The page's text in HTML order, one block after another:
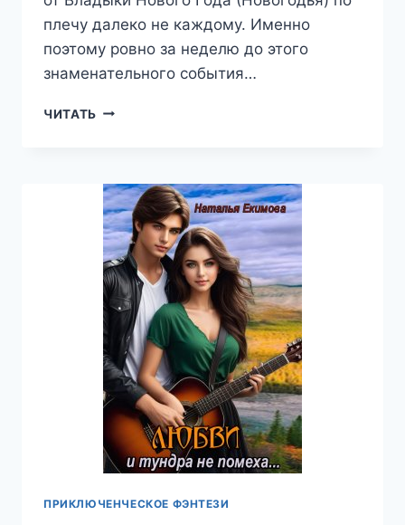
плечу далеко не каждому. Именно
поэтому ровно за неделю до этого
знаменательного события…
ЧИТАТЬ НЕПРИСТОЙНАЯ
ЕКИМОВА
ПРИКЛЮЧЕНЧЕСКОЕ ФЭНТЕЗИ